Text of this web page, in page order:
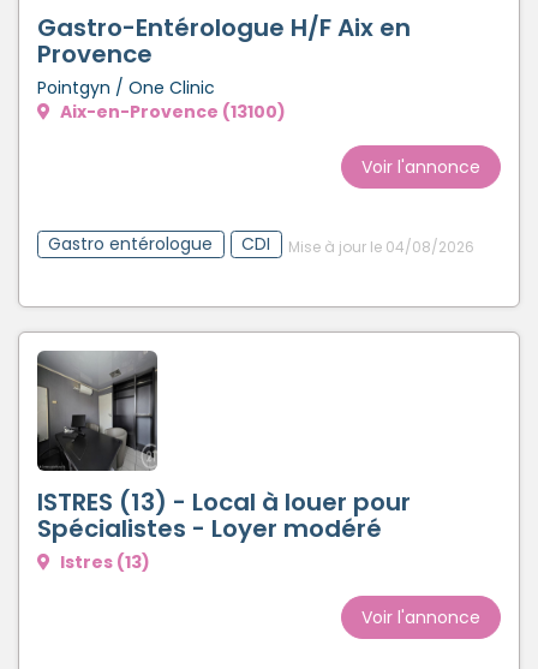
Gastro-Entérologue H/F Aix en
Provence
Pointgyn / One Clinic
Aix-en-Provence (13100)
Voir l'annonce
Gastro entérologue CDI Mise à jour le 04/08/2026
ISTRES (13) - Local à louer pour
Spécialistes - Loyer modéré
Istres (13)
Voir l'annonce